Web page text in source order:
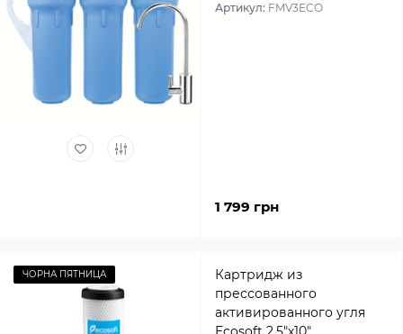
Артикул: FMV3ECO
1 799 грн
ЧОРНА ПЯТНИЦА
Картридж из
прессованного
активированного угля